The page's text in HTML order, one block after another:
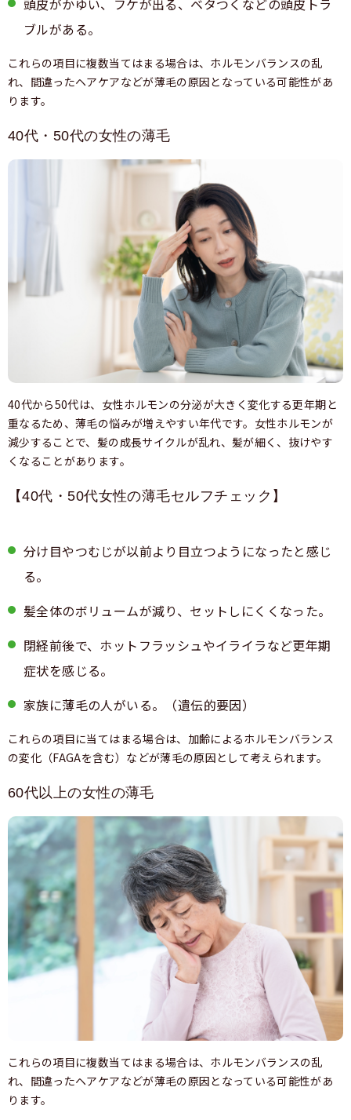
頭皮がかゆい、フケが出る、ベタつくなどの頭皮トラ
ブルがある。
これらの項目に複数当てはまる場合は、ホルモンバランスの乱
れ、間違ったヘアケアなどが薄毛の原因となっている可能性があ
ります。
40代・50代の女性の薄毛
40代から50代は、女性ホルモンの分泌が大きく変化する更年期と
重なるため、薄毛の悩みが増えやすい年代です。女性ホルモンが
減少することで、髪の成長サイクルが乱れ、髪が細く、抜けやす
くなることがあります。
【40代・50代女性の薄毛セルフチェック】
分け目やつむじが以前より目立つようになったと感じ
る。
髪全体のボリュームが減り、セットしにくくなった。
閉経前後で、ホットフラッシュやイライラなど更年期
症状を感じる。
家族に薄毛の人がいる。（遺伝的要因）
これらの項目に当てはまる場合は、加齢によるホルモンバランス
の変化（FAGAを含む）などが薄毛の原因として考えられます。
60代以上の女性の薄毛
これらの項目に複数当てはまる場合は、ホルモンバランスの乱
れ、間違ったヘアケアなどが薄毛の原因となっている可能性があ
ります。